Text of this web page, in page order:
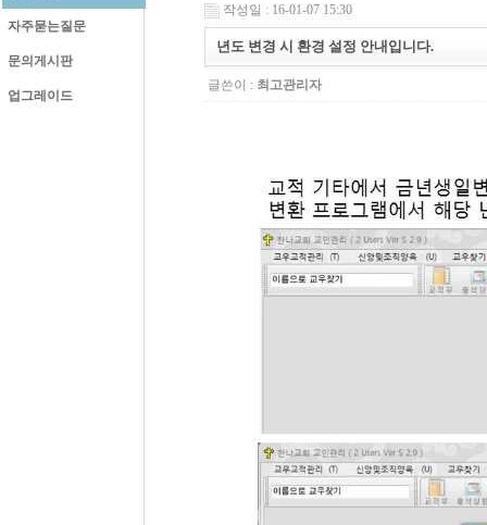
자주묻는질문
문의게시판
업그레이드
작성일 : 16-01-07 15:30
년도 변경 시 환경 설정 안내입니다.
글쓴이 : 최고관리자